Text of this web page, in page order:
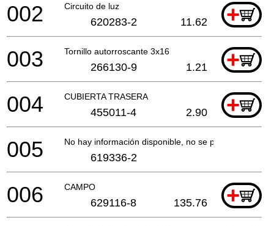
Circuito de luz +
002 620283-2 11.62
Tornillo autorroscante 3x16 +
003 266130-9 1.21
CUBIERTA TRASERA +
004 455011-4 2.90
No hay información disponible, no se puede pedir
005 619336-2
CAMPO +
006 629116-8 135.76